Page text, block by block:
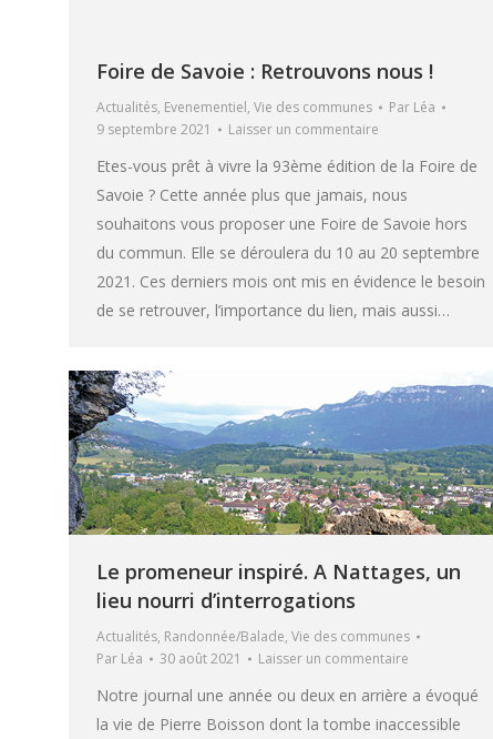
Foire de Savoie : Retrouvons nous !
Actualités, Evenementiel, Vie des communes Par Léa
9 septembre 2021
Laisser un commentaire
Etes-vous prêt à vivre la 93ème édition de la Foire de
Savoie ? Cette année plus que jamais, nous
souhaitons vous proposer une Foire de Savoie hors
du commun. Elle se déroulera du 10 au 20 septembre
2021. Ces derniers mois ont mis en évidence le besoin
de se retrouver, l’importance du lien, mais aussi…
Le promeneur inspiré. A Nattages, un
lieu nourri d’interrogations
Actualités, Randonnée/Balade, Vie des communes
Par Léa 30 août 2021 Laisser un commentaire
Notre journal une année ou deux en arrière a évoqué
la vie de Pierre Boisson dont la tombe inaccessible